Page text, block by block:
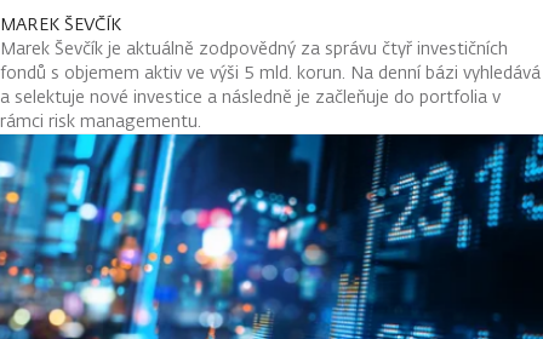
MAREK ŠEVČÍK
Marek Ševčík je aktuálně zodpovědný za správu čtyř investičních
fondů s objemem aktiv ve výši 5 mld. korun. Na denní bázi vyhledává
a selektuje nové investice a následně je začleňuje do portfolia v
rámci risk managementu.